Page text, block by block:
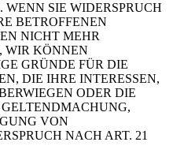
SIE WIDERSPRUCH
BETROFFENEN
NICHT MEHR
WIR KÖNNEN
GRÜNDE FÜR DIE
DIE IHRE INTERESSEN,
ODER DIE
VON
NACH ART. 21